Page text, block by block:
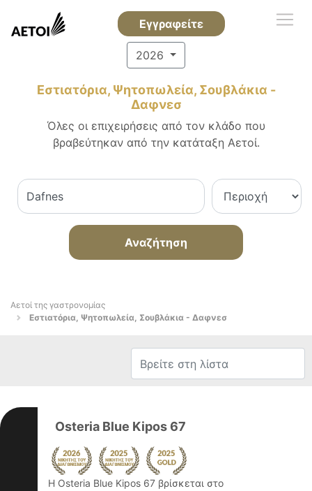
Εγγραφείτε
2026
Εστιατόρια, Ψητοπωλεία, Σουβλάκια -
Δαφνεσ
Όλες οι επιχειρήσεις από τον κλάδο που
βραβεύτηκαν από την κατάταξη Αετοί.
Αναζήτηση
Αετοί της γαστρονομίας
Εστιατόρια, Ψητοπωλεία, Σουβλάκια - Δαφνεσ
Osteria Blue Kipos 67
Η Osteria Blue Kipos 67 βρίσκεται στο